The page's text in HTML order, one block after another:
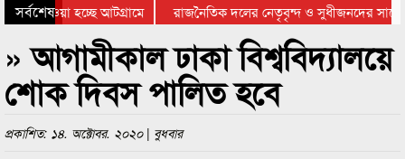
সর্বশেষ
যাওয়া হচ্ছে আটগ্রামে
রাজনৈতিক দলের নেতৃবৃন্দ ও সুধীজনদের সাথে
পুরস্কার বিতরণ সম্পন্ন
সিলেটে বাংলাদেশ গ্রুপ থিয়েটার
» আগামীকাল ঢাকা বিশ্ববিদ্যালয়ে
শোক দিবস পালিত হবে
প্রকাশিত: ১৪. অক্টোবর. ২০২০ | বুধবার